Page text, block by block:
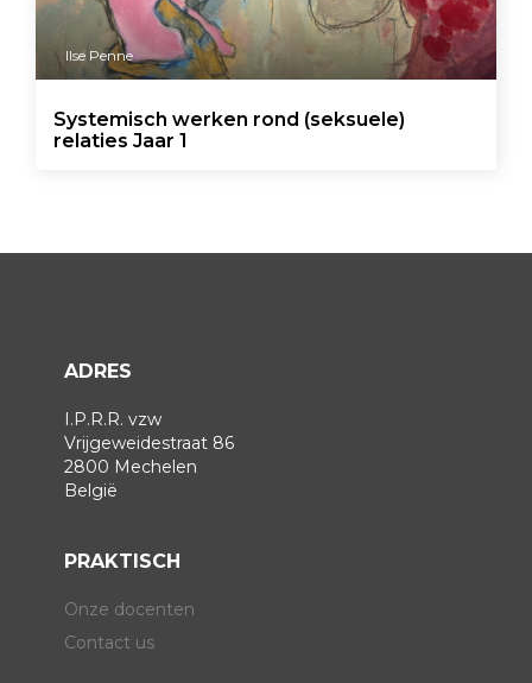
Ilse Penne
Systemisch werken rond (seksuele)
relaties Jaar 1
ADRES
I.P.R.R. vzw
Vrijgeweidestraat 86
2800 Mechelen
België
PRAKTISCH
Onze docenten
Contact us